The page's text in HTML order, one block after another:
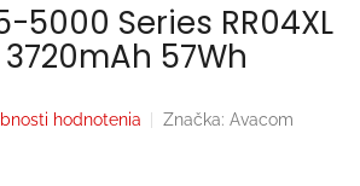
5000 Series RR04XL
3720mAh 57Wh
hodnotenia Značka: Avacom